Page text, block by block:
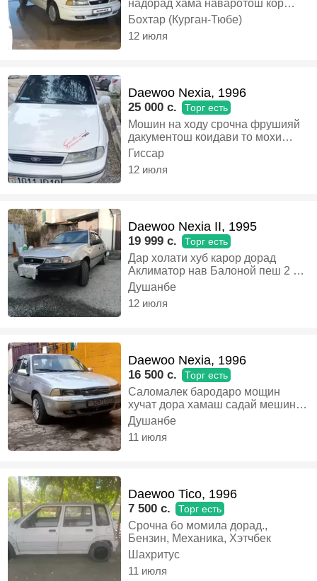
надорад хама наваротош кор
мекунад, Газ-бензин, Механика,
Седан
Бохтар (Курган-Тюбе)
12 июля
Daewoo Nexia, 1996
25 000 c. Торг есть
Мошин на ходу срочна фрушияй
дакументош коидави то мохи
июлаа, Газ-бензин, Механика,
Седан
Гиссар
12 июля
Daewoo Nexia II, 1995
19 999 c. Торг есть
Дар холати хуб карор дорад
Аклиматор нав Балоной пеш 2 та
нав Утил дора 7 мохи дига
дакмент дора, Газ, Механика,
Седан
Душанбе
12 июля
Daewoo Nexia, 1996
16 500 c. Торг есть
Саломалек бародаро мощин
хучат дора хамаш садай мешина
хай мекни нахадухае, Газ-бензин,
Механика, Седан
Душанбе
11 июля
Daewoo Tico, 1996
7 500 c. Торг есть
Срочна бо момила дорад.,
Бензин, Механика, Хэтчбек
Шахритус
11 июля